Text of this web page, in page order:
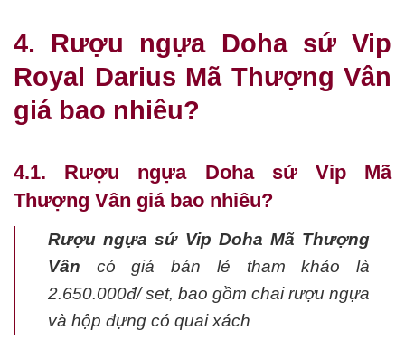
4. Rượu ngựa Doha sứ Vip
Royal Darius Mã Thượng Vân
giá bao nhiêu?
4.1. Rượu ngựa Doha sứ Vip Mã
Thượng Vân giá bao nhiêu?
Rượu ngựa sứ Vip Doha Mã Thượng
Vân
có giá bán lẻ tham khảo là
2.650.000đ/ set, bao gồm chai rượu ngựa
và hộp đựng có quai xách